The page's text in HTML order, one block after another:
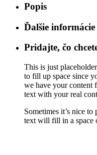
Popis
Ďalšie informácie
Pridajte, čo
This is just
to fill up space since
we have your content
text with your real
Sometimes it’s nice
text will fill in a space